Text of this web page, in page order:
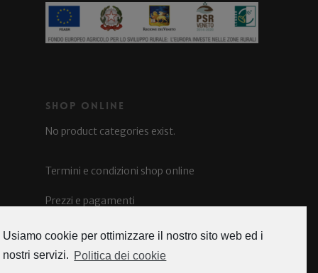
Shop Online
No product categories exist.
Termini e condizioni shop online
Prezzi e pagamenti
Spedizioni e costi
Usiamo cookie per ottimizzare il nostro sito web ed i
nostri servizi. Politica dei cookie